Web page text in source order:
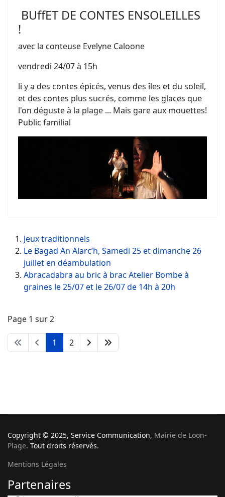
BUffET DE CONTES ENSOLEILLES
!
avec la conteuse Evelyne Caloone
vendredi 24/07 à 15h
li y a des contes épicés, venus des îles et du soleil,
et des contes plus sucrés, comme les glaces que
l'on déguste à la plage ... Mais gare aux mouettes!
Public familial
Jeux traditionnels
Le Bagad An Alarc’h, Samedi 25 et dimanche 26
juillet en déambulation
Abracadabra au bric à brac Atelier Bombe à
graines le 25/07 et le 26/07 de 14h à 20h
Page 1 sur 2
1 2
Copyright © 2025, Service Communication, Mairie de Loon-
Plage. Tout droits réservés.
Mentions Légales
Partenaires